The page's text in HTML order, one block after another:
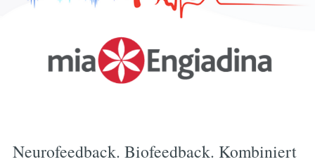
Neurofeedback. Biofeedback. Kombiniert